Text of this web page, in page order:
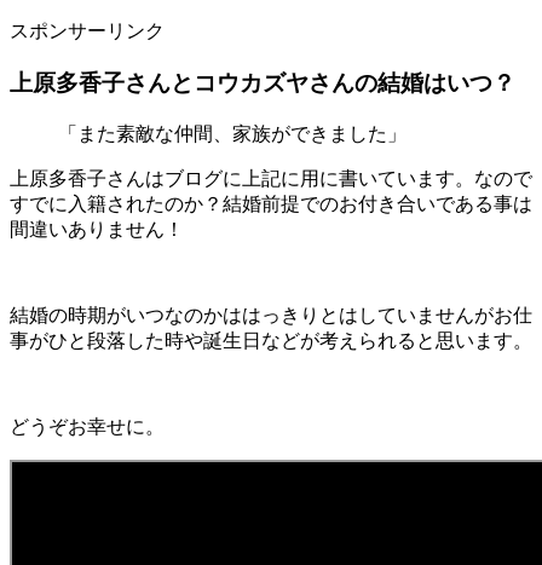
スポンサーリンク
上原多香子さんとコウカズヤさんの結婚はいつ？
「また素敵な仲間、家族ができました」
上原多香子さんはブログに上記に用に書いています。なので
すでに入籍されたのか？結婚前提でのお付き合いである事は
間違いありません！
結婚の時期がいつなのかははっきりとはしていませんがお仕
事がひと段落した時や誕生日などが考えられると思います。
どうぞお幸せに。